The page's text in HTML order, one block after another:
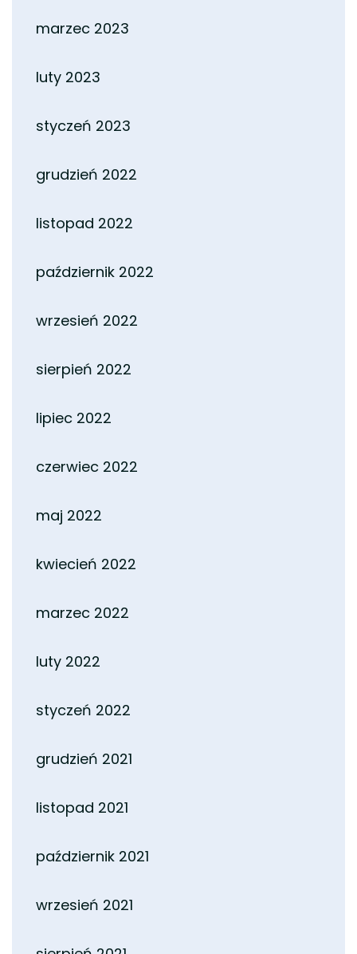
marzec 2023
luty 2023
styczeń 2023
grudzień 2022
listopad 2022
październik 2022
wrzesień 2022
sierpień 2022
lipiec 2022
czerwiec 2022
maj 2022
kwiecień 2022
marzec 2022
luty 2022
styczeń 2022
grudzień 2021
listopad 2021
październik 2021
wrzesień 2021